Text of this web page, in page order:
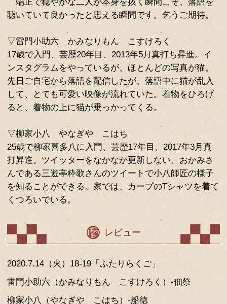
今後40年は楽しませてもらえそうな
なかでも現時点で頭角を現すふたり。
落語芸術協会からは小助六師匠、落
八師匠。両団体を代表する若手真打大
端正で穏やかな二人が本身を抜く瞬
聴いていて良かったと思える瞬間です
▽雷門小助六 かみなりもん こすけ
17歳で入門、芸歴20年目、2013年5月
ンスタグラムをやっているが、ほとん
先日ご自宅から落語を配信したが、落
して、とても可愛い映像が流れていた
ると、着物の上に猫が乗っかってくる
▽柳家小八 やなぎや こはち